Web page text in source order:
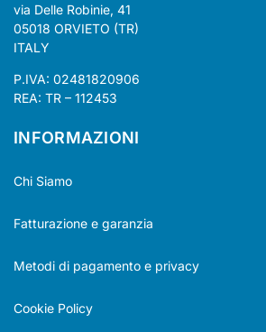
via Delle Robinie, 41
05018 ORVIETO (TR)
ITALY
P.IVA: 02481820906
REA: TR – 112453
INFORMAZIONI
Chi Siamo
Fatturazione e garanzia
Metodi di pagamento e privacy
Cookie Policy